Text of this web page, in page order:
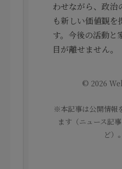
わせながら、政治
も新しい価値観を
す。今後の活動と
目が離せません。
© 2026
※本記事は公開情報
ます（ニュース記
ど）。